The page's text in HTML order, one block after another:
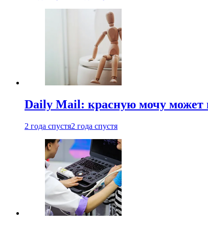
Daily Mail: красную мочу может
2 года спустя2 года спустя